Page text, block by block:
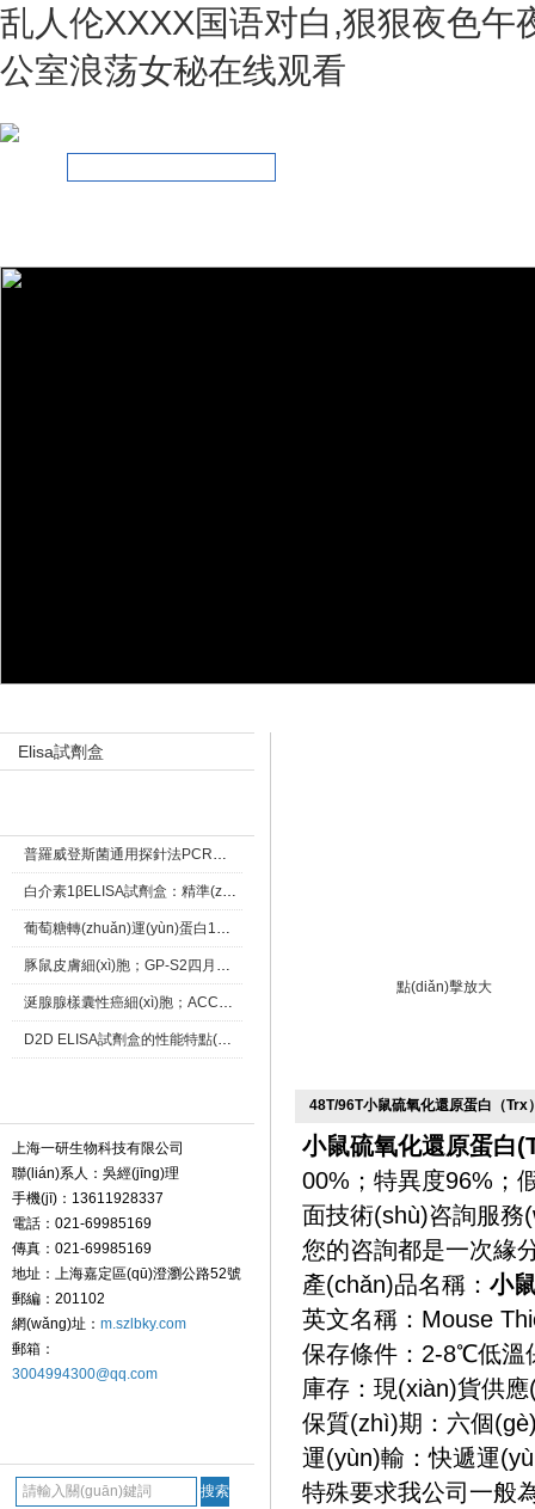
乱人伦XXXX国语对白,狠狠夜色
公室浪荡女秘在线观看
Elisa試劑盒
普羅威登斯菌通用探針法PCR熒光定量試劑盒五一優(yōu)惠活動(dòng)
白介素1βELISA試劑盒：精準(zhǔn)檢測炎癥標(biāo)志物的關(guān)鍵工具
葡萄糖轉(zhuǎn)運(yùn)蛋白1重組兔單抗四月中旭優(yōu)惠
豚鼠皮膚細(xì)胞；GP-S2四月優(yōu)惠活動(dòng)
涎腺腺樣囊性癌細(xì)胞；ACC-2 細(xì)胞株類特惠價(jià)格
D2D ELISA試劑盒的性能特點(diǎn)
上海一研生物科技有限公司
聯(lián)系人：吳經(jīng)理
手機(jī)：13611928337
電話：021-69985169
傳真：021-69985169
地址：上海嘉定區(qū)澄瀏公路52號
郵編：201102
網(wǎng)址： m.szlbky.com
郵箱：
3004994300@qq.com
點(diǎn)擊放大
48T/96T小鼠硫氧化還原蛋白（
小鼠硫氧化還原蛋白
00%；特異度96%
面技術(shù)咨詢服務
您的咨詢都是一次緣
產(chǎn)品名稱： 小
英文名稱：Mouse
保存條件：2-8℃低溫
庫存：現(xiàn)貨供
保質(zhì)期：六個
運(yùn)輸：快遞運
特殊要求我公司一般